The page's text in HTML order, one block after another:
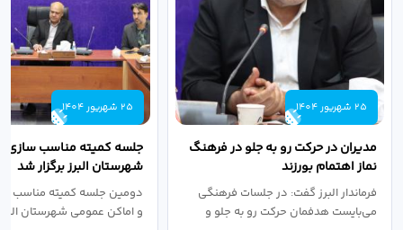
25 شهریور 1404
مدیران در حرکت رو به جلو در فرهنگ
نماز اهتمام بورزند
فرماندار البرز گفت: در جلسات فرهنگی
می‌بایست هدفمان حرکت رو به جلو و
25 شهریور 1404
جلسه کمیته مناسب سازی
شهرستان البرز برگزار شد
دومین جلسه کمیته مناسب
و اماکن عمومی شهرستان